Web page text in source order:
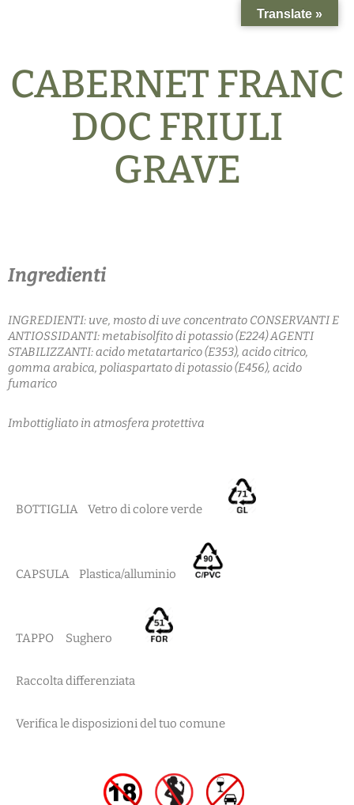
CABERNET FRANC
DOC FRIULI
GRAVE
Ingredienti
INGREDIENTI: uve, mosto di uve concentrato CONSERVANTI E
ANTIOSSIDANTI: metabisolfito di potassio (E224)AGENTI
STABILIZZANTI: acido metatartarico (E353), acido citrico,
gomma arabica, poliaspartato di potassio (E456), acido
fumarico
Imbottigliato in atmosfera protettiva
BOTTIGLIA Vetro di colore verde
CAPSULA Plastica/alluminio
TAPPO Sughero
Raccolta differenziata
Verifica le disposizioni del tuo comune
Translate »